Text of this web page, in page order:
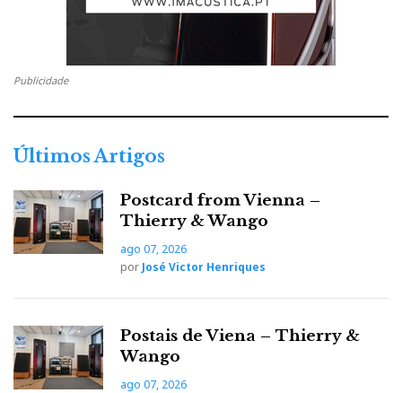
Publicidade
Últimos Artigos
Postcard from Vienna –
Thierry & Wango
ago 07, 2026
por José Victor Henriques
Postais de Viena – Thierry &
Wango
ago 07, 2026